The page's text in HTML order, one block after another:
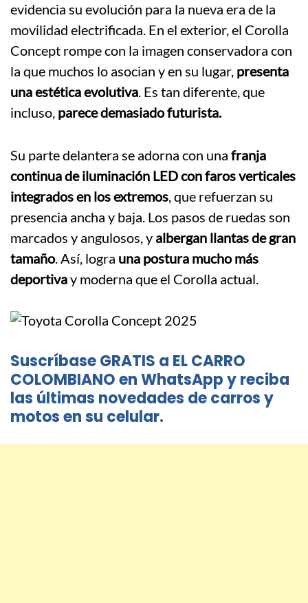
evidencia su evolución para la nueva era de la
movilidad electrificada. En el exterior, el Corolla
Concept rompe con la imagen conservadora con
la que muchos lo asocian y en su lugar, presenta
una estética evolutiva. Es tan diferente, que
incluso, parece demasiado futurista.
Su parte delantera se adorna con una franja
continua de iluminación LED con faros verticales
integrados en los extremos, que refuerzan su
presencia ancha y baja. Los pasos de ruedas son
marcados y angulosos, y albergan llantas de gran
tamaño. Así, logra una postura mucho más
deportivay moderna que el Corolla actual.
Suscríbase GRATIS a EL CARRO
COLOMBIANO en WhatsApp y reciba
las últimas novedades de carros y
motos en su celular.